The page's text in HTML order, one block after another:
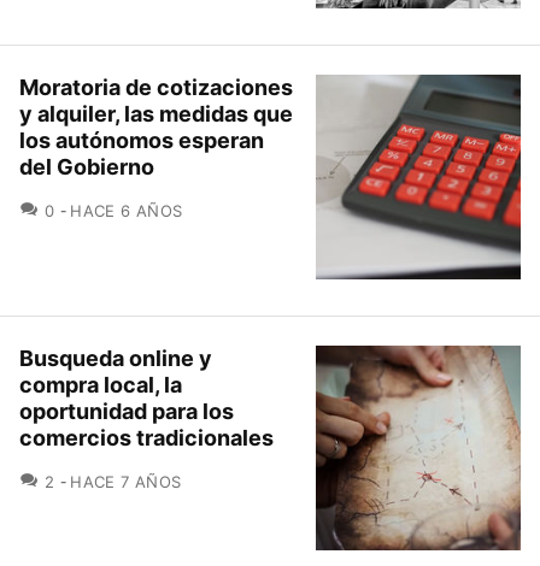
Moratoria de cotizaciones
y alquiler, las medidas que
los autónomos esperan
del Gobierno
0 COMENTARIOS
HACE 6 AÑOS
Busqueda online y
compra local, la
oportunidad para los
comercios tradicionales
2 COMENTARIOS
HACE 7 AÑOS